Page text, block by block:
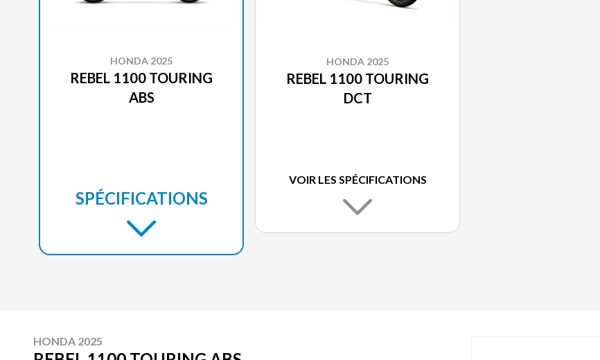
HONDA 2025
REBEL 1100 TOURING
ABS
SPÉCIFICATIONS
HONDA 2025
REBEL 1100 TOURING
DCT
VOIR LES SPÉCIFICATIONS
HONDA 2025